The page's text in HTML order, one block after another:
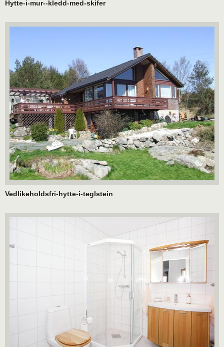
Hytte-i-mur--kledd-med-skifer
Vedlikeholdsfri-hytte-i-teglstein